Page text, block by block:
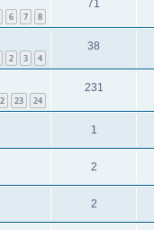
6 7 8
71
2 3 4
38
23 24
231
1
2
2